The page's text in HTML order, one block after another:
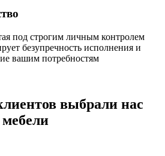
под строгим личным контролем
безупречность исполнения и
вашим потребностям
выбрали нас